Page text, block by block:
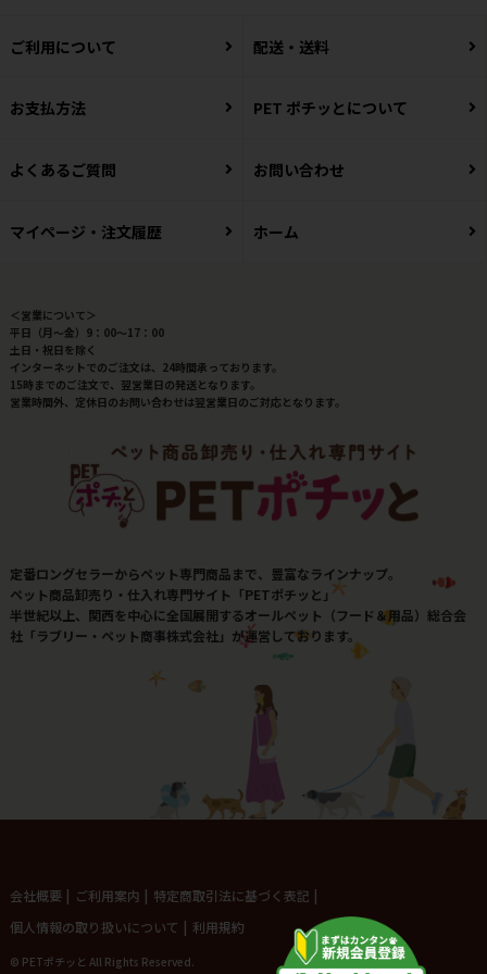
ご利用について 配送・送料
お支払方法 PET ポチッとについて
よくあるご質問 お問い合わせ
マイページ・注文履歴 ホーム
＜営業について＞
平日（月～金）9：00～17：00
土日・祝日を除く
インターネットでのご注文は、24時間承っております。
15時までのご注文で、翌営業日の発送となります。
営業時間外、定休日のお問い合わせは翌営業日のご対応となります。
定番ロングセラーからペット専門商品まで、豊富なラインナップ。
ペット商品卸売り・仕入れ専門サイト「PETポチッと」
半世紀以上、関西を中心に全国展開するオールペット（フード＆用品）総合会
社「ラブリー・ペット商事株式会社」が運営しております。
会社概要 | ご利用案内 | 特定商取引法に基づく表記 |
個人情報の取り扱いについて | 利用規約
© PETポチッと All Rights Reserved.